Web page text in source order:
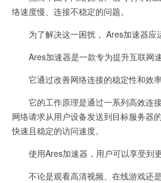
络速度慢、连接不稳定的问题。
为了解决这一困扰， Ares加速器应运
Ares加速器是一款专为提升互联网速
它通过改善网络连接的稳定性和效率
它的工作原理是通过一系列高效连
网络请求从用户设备发送到目标服务器
快速且稳定的访问速度。
使用Ares加速器，用户可以享受到更
不论是观看高清视频、在线游戏还是